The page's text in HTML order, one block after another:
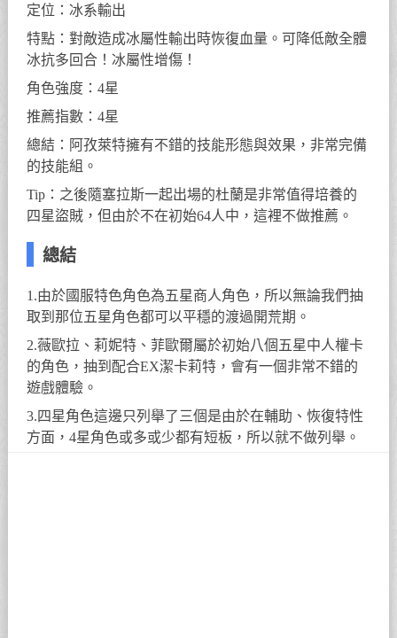
定位：冰系輸出
特點：對敵造成冰屬性輸出時恢復血量。可降低敵全體
冰抗多回合！冰屬性增傷！
角色強度：4星
推薦指數：4星
總結：阿孜萊特擁有不錯的技能形態與效果，非常完備
的技能組。
Tip：之後隨塞拉斯一起出場的杜蘭是非常值得培養的
四星盜賊，但由於不在初始64人中，這裡不做推薦。
總結
1.由於國服特色角色為五星商人角色，所以無論我們抽
取到那位五星角色都可以平穩的渡過開荒期。
2.薇歐拉、莉妮特、菲歐爾屬於初始八個五星中人權卡
的角色，抽到配合EX潔卡莉特，會有一個非常不錯的
遊戲體驗。
3.四星角色這邊只列舉了三個是由於在輔助、恢復特性
方面，4星角色或多或少都有短板，所以就不做列舉。